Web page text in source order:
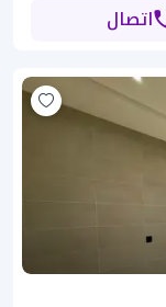
اتصال